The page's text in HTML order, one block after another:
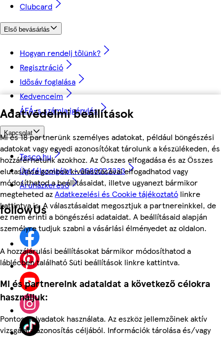
Adatvédelmi beállítások
Mi és 18 partnerünk személyes adatokat, például böngészési
adatokat vagy egyedi azonosítókat tárolunk a készülékeden, és
hozzáférhetünk azokhoz. Az Összes elfogadása és az Összes
elutasítása gombok kiválasztásával elfogadhatod vagy
módosíthatod a beállításaidat, illetve ugyanezt bármikor
megteheted azAdatkezelési és Cookie tájékoztató linkre
kattintva is. A választásaidat megosztjuk a partnereinkkel, de
ez nem érinti a böngészési adataidat. A beállításaid alapján
személyre tudjuk szabni a vásárlási élményedet az oldalon.
A hozzájárulási beállításokat bármikor módosíthatod a
láblécben található Süti beállítások linkre kattintva.
Mi és partnereink adataidat a következő célokra
használjuk:
Pontos helyadatok használata. Az eszköz jellemzőinek aktív
vizsgálata azonosítás céljából. Információk tárolása és/vagy
Clubcard
Első bevásárlás
Hogyan rendelj tőlünk?
Regisztráció
Idősáv foglalása
Kedvenceim
ÁFÁ-s számla igénylés
Kapcsolat
Tesco.hu
Ügyfélszolgálat - 0680222333
Áruházkereső
followUs